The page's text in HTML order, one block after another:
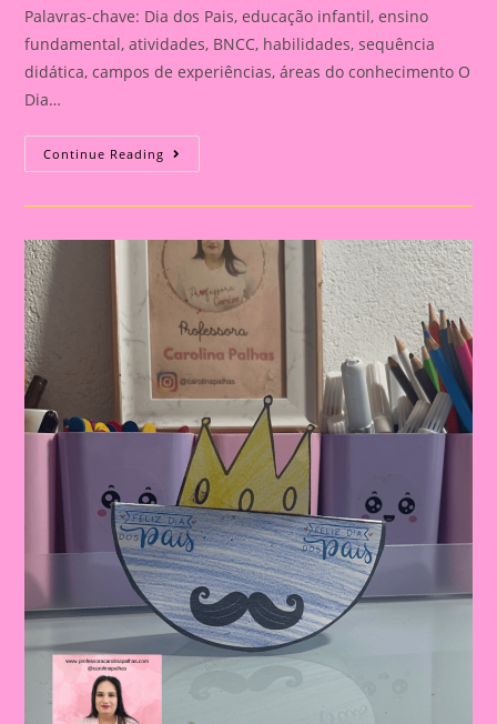
Palavras-chave: Dia dos Pais, educação infantil, ensino
fundamental, atividades, BNCC, habilidades, sequência
didática, campos de experiências, áreas do conhecimento O
Dia…
Continue Reading Cartão
Lembrança
O
Pais
|
Dia
Dos
Pais:
Celebrando
Importância
Da
Figura
Paterna